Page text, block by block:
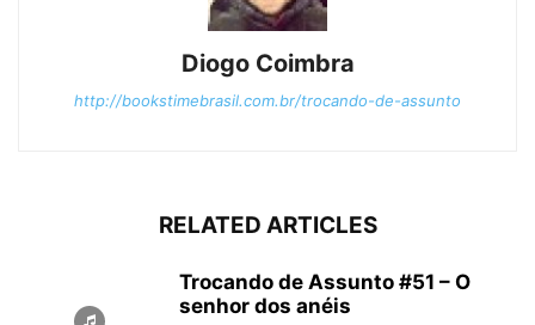
Diogo Coimbra
http://bookstimebrasil.com.br/trocando-de-assunto
RELATED ARTICLES
Trocando de Assunto #51 – O
senhor dos anéis